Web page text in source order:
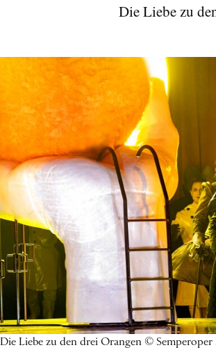
Die Liebe zu
Die Liebe zu den drei Orangen ©